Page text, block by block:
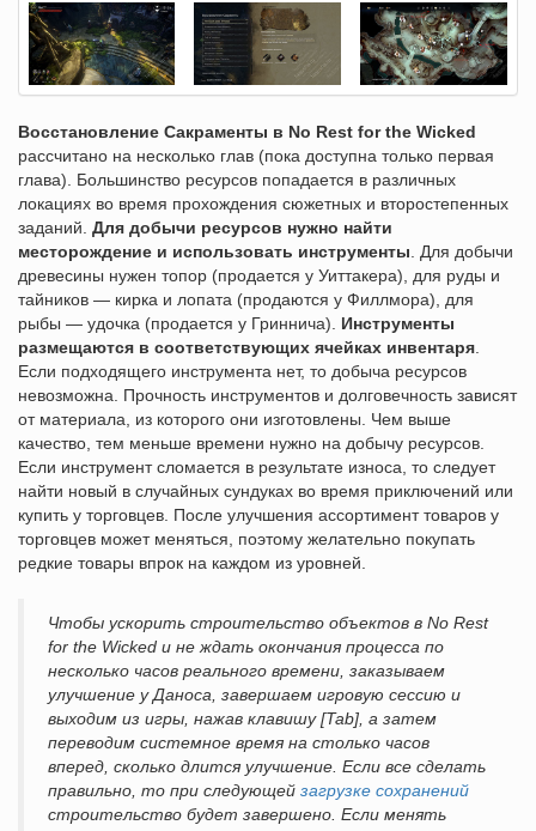
Восстановление Сакраменты в No Rest for the Wicked
рассчитано на несколько глав (пока доступна только первая
глава). Большинство ресурсов попадается в различных
локациях во время прохождения сюжетных и второстепенных
заданий. Для добычи ресурсов нужно найти
месторождение и использовать инструменты . Для добычи
древесины нужен топор (продается у Уиттакера), для руды и
тайников — кирка и лопата (продаются у Филлмора), для
рыбы — удочка (продается у Гриннича). Инструменты
размещаются в соответствующих ячейках инвентаря
Если подходящего инструмента нет, то добыча ресурсов
невозможна. Прочность инструментов и долговечность зависят
от материала, из которого они изготовлены. Чем выше
качество, тем меньше времени нужно на добычу ресурсов.
Если инструмент сломается в результате износа, то следует
найти новый в случайных сундуках во время приключений или
купить у торговцев. После улучшения ассортимент товаров у
торговцев может меняться, поэтому желательно покупать
редкие товары впрок на каждом из уровней.
Чтобы ускорить строительство объектов в No Rest
for the Wicked и не ждать окончания процесса по
несколько часов реального времени, заказываем
улучшение у Даноса, завершаем игровую сессию и
выходим из игры, нажав клавишу [Tab], а затем
переводим системное время на столько часов
вперед, сколько длится улучшение. Если все сделать
правильно, то при следующей загрузке сохранений
строительство будет завершено. Если менять